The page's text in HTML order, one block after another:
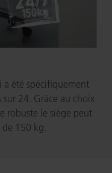
a été spécifiquement
24. Grâce au choix
robuste le siège peut
150 kg.